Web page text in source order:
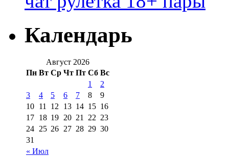
Календарь
Август 2026
Пн Вт Ср Чт Пт Сб Вс
« Июл
1
2
3
4 5 6 7 8
9
10 11 12 13 14 15 16
17 18 19 20 21 22 23
24 25 26 27 28 29 30
31